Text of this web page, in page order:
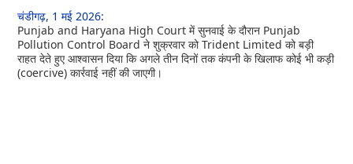
चंडीगढ़, 1 मई 2026:
Punjab and Haryana High Court में सुनवाई के दौरान Punjab
Pollution Control Board ने शुक्रवार को Trident Limited को बड़ी
राहत देते हुए आश्वासन दिया कि अगले तीन दिनों तक कंपनी के खिलाफ कोई भी कड़ी
(coercive) कार्रवाई नहीं की जाएगी।